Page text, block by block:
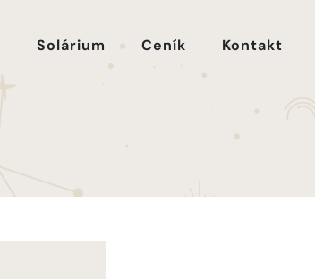
Solárium Ceník Kontakt